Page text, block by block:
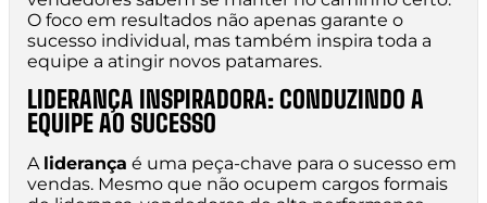
O foco em resultados não apenas garante o
sucesso individual, mas também inspira toda a
equipe a atingir novos patamares.
LIDERANÇA INSPIRADORA: CONDUZINDO A
EQUIPE AO SUCESSO
A liderança é uma peça-chave para o sucesso em
vendas. Mesmo que não ocupem cargos formais